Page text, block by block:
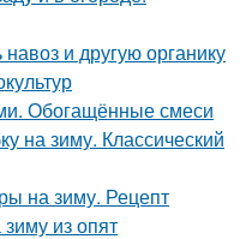
и другую органику
Обогащённые смеси
на зиму. Классический
на зиму. Рецепт
из опят